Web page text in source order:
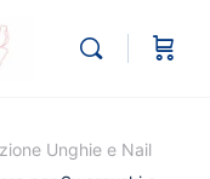
Unghie e Nail